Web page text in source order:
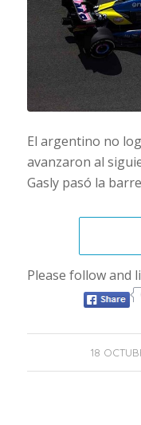
El argentino no
avanzaron al
Gasly pasó la
Please follow and
18 /